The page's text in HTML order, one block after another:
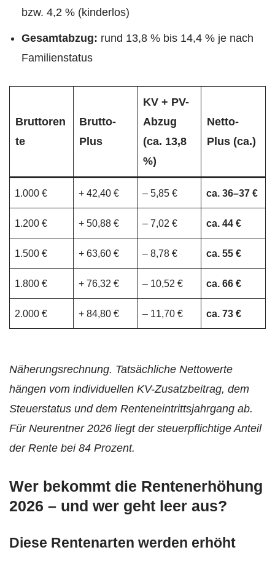
bzw. 4,2 % (kinderlos)
Gesamtabzug: rund 13,8 % bis 14,4 % je nach
Familienstatus
Bruttoren
te
Brutto-
Plus
KV + PV-
Abzug
(ca. 13,8
%)
Netto-
Plus (ca.)
1.000 € + 42,40 € – 5,85 € ca. 36–37 €
1.200 € + 50,88 € – 7,02 € ca. 44 €
1.500 € + 63,60 € – 8,78 € ca. 55 €
1.800 € + 76,32 € – 10,52 € ca. 66 €
2.000 € + 84,80 € – 11,70 € ca. 73 €
Näherungsrechnung. Tatsächliche Nettowerte
hängen vom individuellen KV-Zusatzbeitrag, dem
Steuerstatus und dem Renteneintrittsjahrgang ab.
Für Neurentner 2026 liegt der steuerpflichtige Anteil
der Rente bei 84 Prozent.
Wer bekommt die Rentenerhöhung
2026 – und wer geht leer aus?
Diese Rentenarten werden erhöht